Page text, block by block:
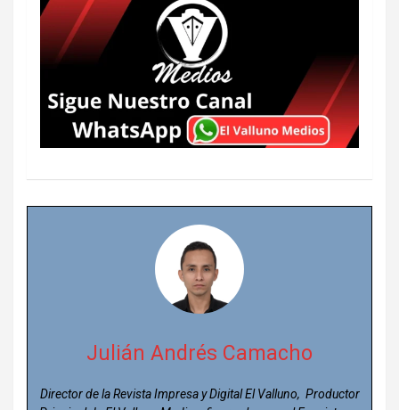
Julián Andrés Camacho
Director de la Revista Impresa y Digital El Valluno, Productor